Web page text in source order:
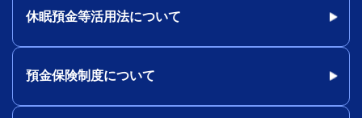
休眠預金等活用法について
預金保険制度について